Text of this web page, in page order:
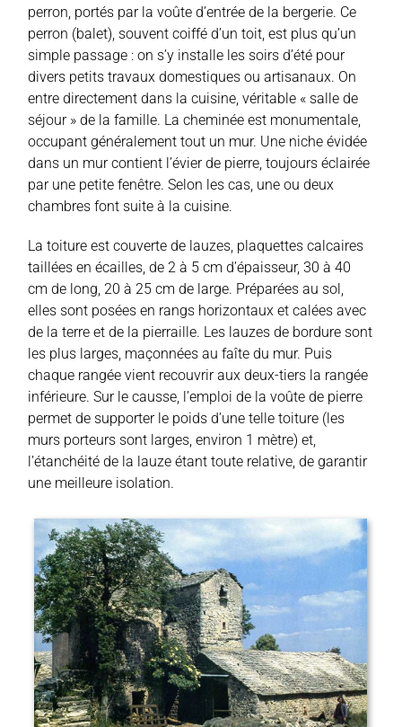
perron, portés par la voûte d’entrée de la bergerie. Ce
perron (balet), souvent coiffé d’un toit, est plus qu’un
simple passage : on s’y installe les soirs d’été pour
divers petits travaux domestiques ou artisanaux. On
entre directement dans la cuisine, véritable « salle de
séjour » de la famille. La cheminée est monumentale,
occupant généralement tout un mur. Une niche évidée
dans un mur contient l’évier de pierre, toujours éclairée
par une petite fenêtre. Selon les cas, une ou deux
chambres font suite à la cuisine.
La toiture est couverte de lauzes, plaquettes calcaires
taillées en écailles, de 2 à 5 cm d’épaisseur, 30 à 40
cm de long, 20 à 25 cm de large. Préparées au sol,
elles sont posées en rangs horizontaux et calées avec
de la terre et de la pierraille. Les lauzes de bordure sont
les plus larges, maçonnées au faîte du mur. Puis
chaque rangée vient recouvrir aux deux-tiers la rangée
inférieure. Sur le causse, l’emploi de la voûte de pierre
permet de supporter le poids d’une telle toiture (les
murs porteurs sont larges, environ 1 mètre) et,
l’étanchéité de la lauze étant toute relative, de garantir
une meilleure isolation.